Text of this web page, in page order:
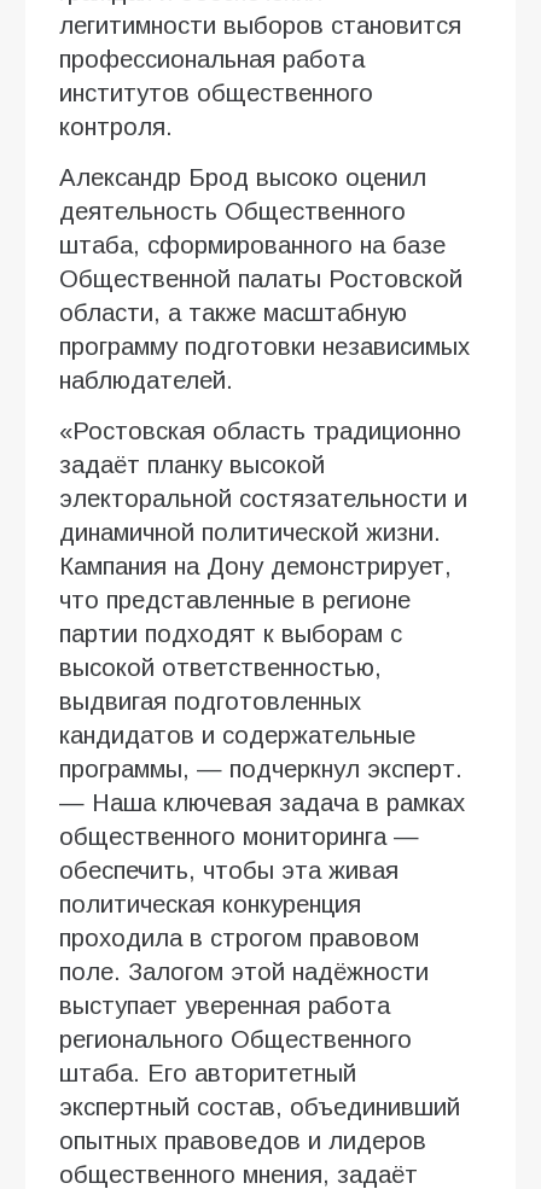
легитимности выборов становится
профессиональная работа
институтов общественного
контроля.
Александр Брод высоко оценил
деятельность Общественного
штаба, сформированного на базе
Общественной палаты Ростовской
области, а также масштабную
программу подготовки независимых
наблюдателей.
«Ростовская область традиционно
задаёт планку высокой
электоральной состязательности и
динамичной политической жизни.
Кампания на Дону демонстрирует,
что представленные в регионе
партии подходят к выборам с
высокой ответственностью,
выдвигая подготовленных
кандидатов и содержательные
программы, — подчеркнул эксперт.
— Наша ключевая задача в рамках
общественного мониторинга —
обеспечить, чтобы эта живая
политическая конкуренция
проходила в строгом правовом
поле. Залогом этой надёжности
выступает уверенная работа
регионального Общественного
штаба. Его авторитетный
экспертный состав, объединивший
опытных правоведов и лидеров
общественного мнения, задаёт